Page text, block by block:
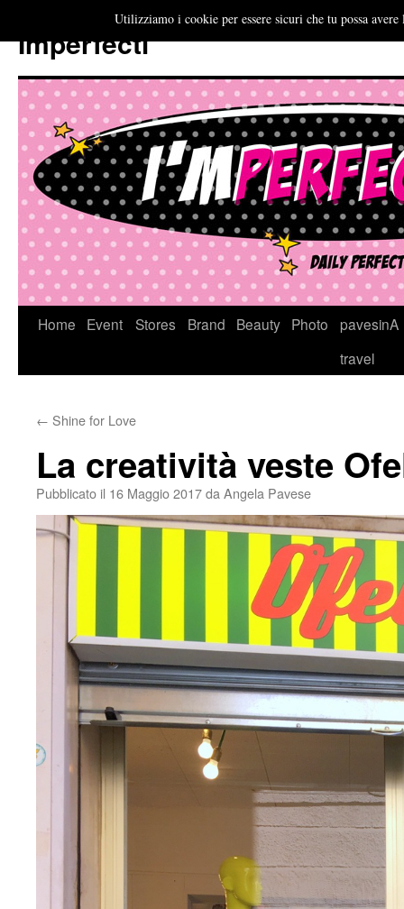
Imperfecti
VaiHome Event Stores Brand Beauty Photo
pavesinA
travel
← Shine for Love
La creatività veste
Pubblicato il 16 Maggio 2017da Angela Pavese
Utilizziamo i cookie per essere sicuri che tu possa